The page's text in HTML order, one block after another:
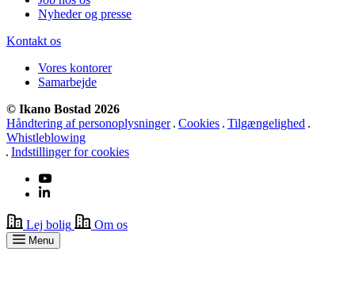
Nyheder og presse
Kontakt os
Vores kontorer
Samarbejde
© Ikano Bostad 2026
Håndtering af personoplysninger Cookies Tilgængelighed
Whistleblowing
Indstillinger for cookies
Lej bolig Om os
Menu